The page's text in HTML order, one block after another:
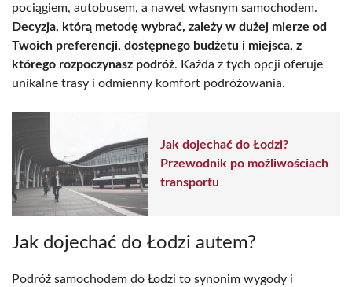
pociągiem, autobusem, a nawet własnym samochodem.
Decyzja, którą metodę wybrać, zależy w dużej mierze od
Twoich preferencji, dostępnego budżetu i miejsca, z
którego rozpoczynasz podróż. Każda z tych opcji oferuje
unikalne trasy i odmienny komfort podróżowania.
Jak dojechać do Łodzi?
Przewodnik po możliwościach
transportu
Jak dojechać do Łodzi autem?
Podróż samochodem do Łodzi to synonim wygody i